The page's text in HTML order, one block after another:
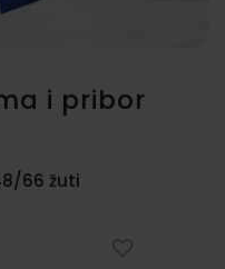
i pribor
66 žuti